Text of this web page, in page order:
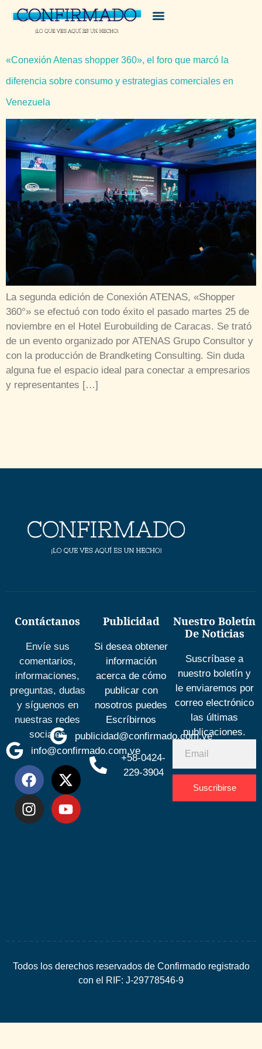
«Conexión Atenas shopper 360», el foro que marcó la
diferencia sobre consumo y estrategias comerciales en
Venezuela
La segunda edición de Conexión ATENAS, «Shopper
360°» se efectuó con todo éxito el pasado martes 25 de
noviembre en el Hotel Eurobuilding de Caracas. Se trató
de un evento organizado por ATENAS Grupo Consultor y
con la producción de Brandketing Consulting. Sin duda
alguna fue el espacio ideal para conectar a empresarios
y representantes […]
Contáctanos
Envíe sus
comentarios,
informaciones,
preguntas, dudas
y síguenos en
nuestras redes
sociales
info@confirmado.com.ve
Publicidad
Si desea obtener
información
acerca de cómo
publicar con
nosotros puedes
Escríbirnos
publicidad@confirmado.com.ve
+58-0424-
229-3904
Nuestro Boletín
De Noticias
Suscríbase a
nuestro boletín y
le enviaremos por
correo electrónico
las últimas
publicaciones.
Suscribirse
Todos los derechos reservados de Confirmado registrado
con el RIF: J-29778546-9